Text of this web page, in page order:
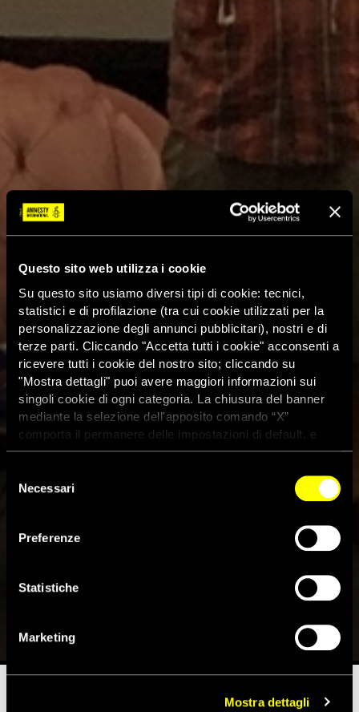
Questo sito web utilizza i cookie
Su questo sito usiamo diversi tipi di cookie: tecnici,
statistici e di profilazione (tra cui cookie utilizzati per la
personalizzazione degli annunci pubblicitari), nostri e di
terze parti. Cliccando "Accetta tutti i cookie" acconsenti a
ricevere tutti i cookie del nostro sito; cliccando su
"Mostra dettagli" puoi avere maggiori informazioni sui
singoli cookie di ogni categoria. La chiusura del banner
mediante la selezione dell'apposito comando “X”
comporta il permanere delle impostazioni di default, e
dunque la continuazione della navigazione con i cookie
dei cookie attivi sul sito clicca
delNecessari
Preferenze
Statistiche
Marketing
Mostra dettagli
Giffoni: premiati il
lungometraggio In the name of
your daughter e il corto New
neighbours
26 Luglio 2019